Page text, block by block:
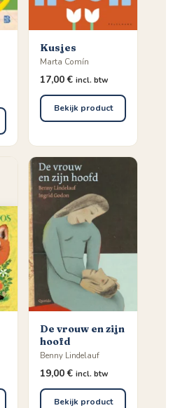
Kusjes
Marta Comín
17,00€ incl. btw
Bekijk product
De vrouw en zijn
hoofd
Benny Lindelauf
19,00€ incl. btw
Bekijk product